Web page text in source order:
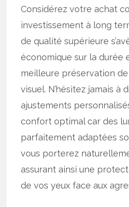
Considérez votre achat
investissement à long
de qualité supérieure
économique sur la durée
meilleure préservation
visuel. N’hésitez jamais à
ajustements
confort optimal car des
parfaitement adaptées
vous porterez
assurant ainsi une
de vos yeux face aux